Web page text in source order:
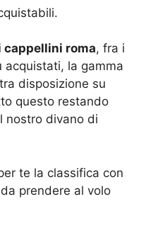
cappellini roma, fra i
acquistati, la gamma
disposizione su
questo restando
nostro divano di
te la classifica con
da prendere al volo